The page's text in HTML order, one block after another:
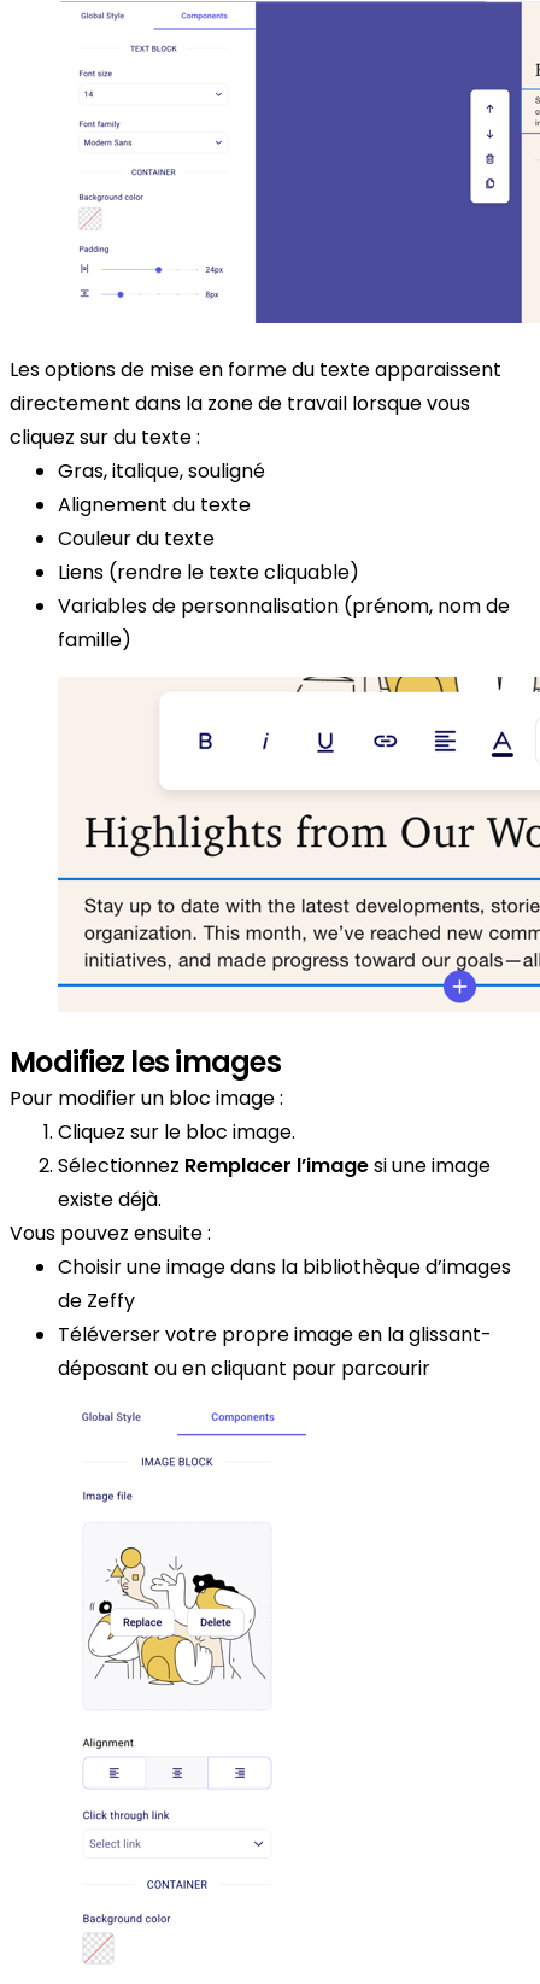
Les options de mise en forme du texte apparaissent
directement dans la zone de travail lorsque vous
cliquez sur du texte :
Gras, italique, souligné
Alignement du texte
Couleur du texte
Liens (rendre le texte cliquable)
Variables de personnalisation (prénom, nom de
famille)
Modifiez les images
Pour modifier un bloc image :
Cliquez sur le bloc image.
Sélectionnez Remplacer l’imagesi une image
existe déjà.
Vous pouvez ensuite :
Choisir une image dans la bibliothèque d’images
de Zeffy
Téléverser votre propre image en la glissant-
déposant ou en cliquant pour parcourir